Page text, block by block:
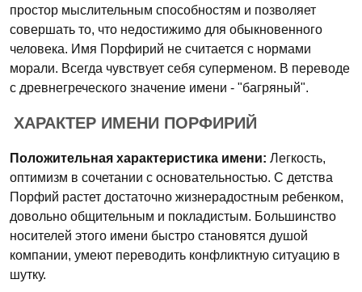
простор мыслительным способностям и позволяет
совершать то, что недостижимо для обыкновенного
человека. Имя Порфирий не считается с нормами
морали. Всегда чувствует себя суперменом. В переводе
с древнегреческого значение имени - "багряный".
ХАРАКТЕР ИМЕНИ ПОРФИРИЙ
Положительная характеристика имени: Легкость,
оптимизм в сочетании с основательностью. С детства
Порфий растет достаточно жизнерадостным ребенком,
довольно общительным и покладистым. Большинство
носителей этого имени быстро становятся душой
компании, умеют переводить конфликтную ситуацию в
шутку.